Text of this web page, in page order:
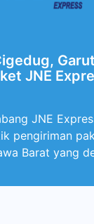
JNE
JNE
pengiriman
Barat yang